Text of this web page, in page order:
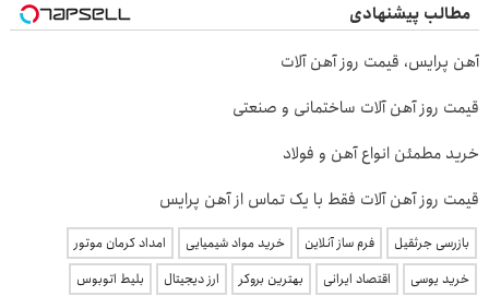
مطالب پیشنهادی
آهن پرایس، قیمت روز آهن آلات
قیمت روز آهن آلات ساختمانی و صنعتی
خرید مطمئن انواع آهن و فولاد
قیمت روز آهن آلات فقط با یک تماس از آهن پرایس
بازرسی جرثقیل فرم ساز آنلاین خرید مواد شیمیایی
امداد کرمان موتور
خرید یوسی
اقتصاد ایرانی بهترین بروکر ارز دیجیتال بلیط اتوبوس